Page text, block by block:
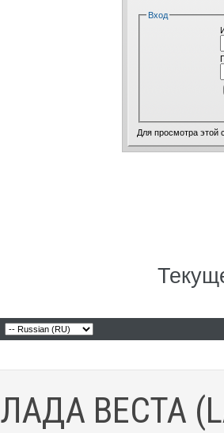
Вход
Для просмотра этой
ЛАДА ВЕСТА